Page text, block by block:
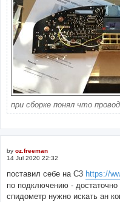
при сборке понял что
by oz.freeman
14 Jul 2020 22:32
поставил себе на С3 https://
по подключению -
спидометр нужно искать ан